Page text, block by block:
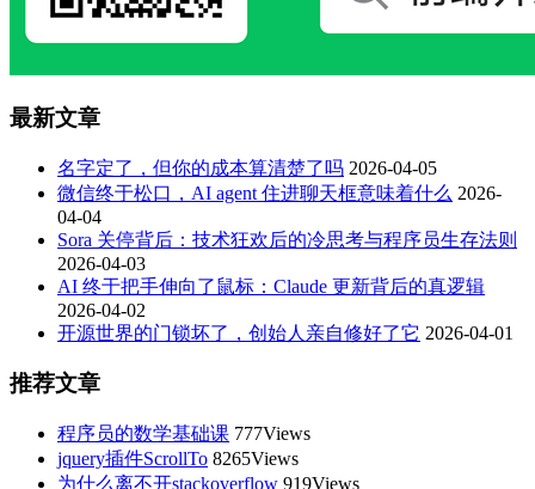
最新文章
名字定了，但你的成本算清楚了吗 2026-04-05
微信终于松口，AI agent 住进聊天框意味着什么 2026-
04-04
Sora 关停背后：技术狂欢后的冷思考与程序员生存法则
2026-04-03
AI 终于把手伸向了鼠标：Claude 更新背后的真逻辑
2026-04-02
开源世界的门锁坏了，创始人亲自修好了它 2026-04-01
推荐文章
程序员的数学基础课 777Views
jquery插件ScrollTo 8265Views
为什么离不开stackoverflow 919Views